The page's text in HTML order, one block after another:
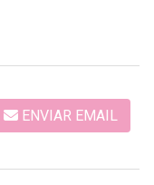
ENVIAR EMAIL